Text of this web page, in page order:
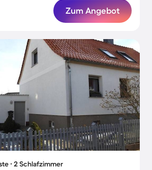
Zum Angebot
∙ 2 Schlafzimmer